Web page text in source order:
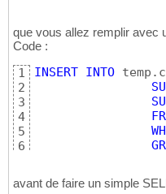
que vous allez remplir avec
Code :
1
2
3
4
5
6
INSERT INTO
avant de faire un simple